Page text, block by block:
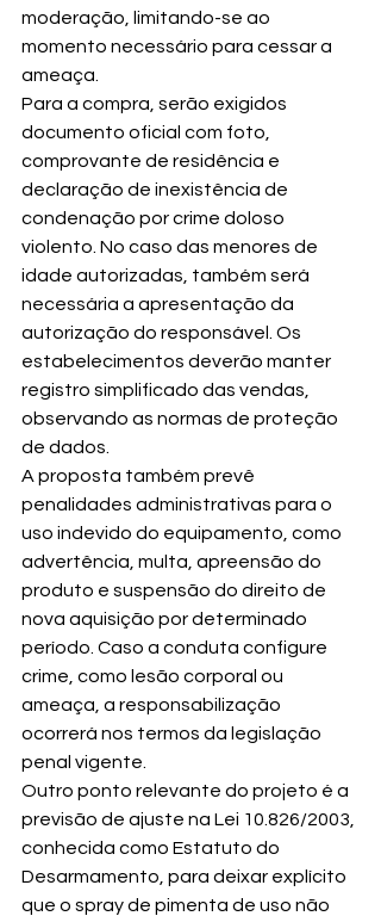
moderação, limitando-se ao
momento necessário para cessar a
ameaça.
Para a compra, serão exigidos
documento oficial com foto,
comprovante de residência e
declaração de inexistência de
condenação por crime doloso
violento. No caso das menores de
idade autorizadas, também será
necessária a apresentação da
autorização do responsável. Os
estabelecimentos deverão manter
registro simplificado das vendas,
observando as normas de proteção
de dados.
A proposta também prevê
penalidades administrativas para o
uso indevido do equipamento, como
advertência, multa, apreensão do
produto e suspensão do direito de
nova aquisição por determinado
período. Caso a conduta configure
crime, como lesão corporal ou
ameaça, a responsabilização
ocorrerá nos termos da legislação
penal vigente.
Outro ponto relevante do projeto é a
previsão de ajuste na Lei 10.826/2003,
conhecida como Estatuto do
Desarmamento, para deixar explícito
que o spray de pimenta de uso não